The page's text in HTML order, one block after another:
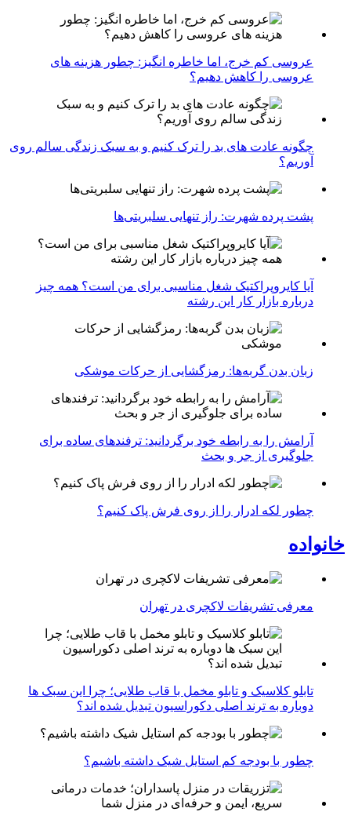
عروسی کم خرج، اما خاطره انگیز: چطور هزینه های
عروسی را کاهش دهیم؟
چگونه عادت‌ های بد را ترک کنیم و به سبک زندگی سالم روی
آوریم؟
پشت پرده شهرت: راز تنهایی سلبریتی‌ها
آیا کایروپراکتیک شغل مناسبی برای من است؟ همه چیز
درباره بازار کار این رشته
زبان بدن گربه‌ها: رمزگشایی از حرکات موشکی
آرامش را به رابطه خود برگردانید: ترفندهای ساده برای
جلوگیری از جر و بحث
چطور لکه ادرار را از روی فرش پاک کنیم؟
خانواده
معرفی تشریفات لاکچری در تهران
تابلو کلاسیک و تابلو مخمل با قاب طلایی؛ چرا این سبک ها
دوباره به ترند اصلی دکوراسیون تبدیل شده اند؟
چطور با بودجه کم استایل شیک داشته باشیم؟